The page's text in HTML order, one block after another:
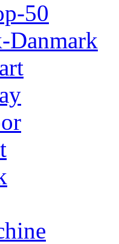
50
Danmark